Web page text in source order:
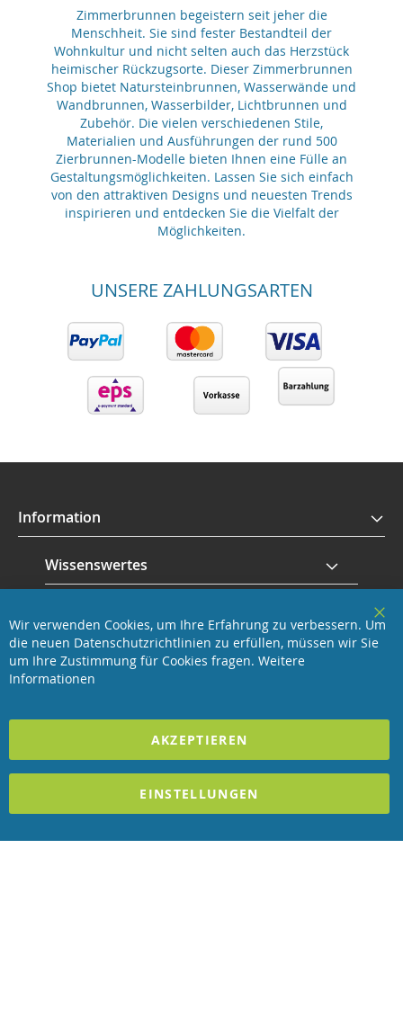
Zimmerbrunnen begeistern seit jeher die
Menschheit. Sie sind fester Bestandteil der
Wohnkultur und nicht selten auch das Herzstück
heimischer Rückzugsorte. Dieser Zimmerbrunnen
Shop bietet Natursteinbrunnen, Wasserwände und
Wandbrunnen, Wasserbilder, Lichtbrunnen und
Zubehör. Die vielen verschiedenen Stile,
Materialien und Ausführungen der rund 500
Zierbrunnen-Modelle bieten Ihnen eine Fülle an
Gestaltungsmöglichkeiten. Lassen Sie sich einfach
von den attraktiven Designs und neuesten Trends
inspirieren und entdecken Sie die Vielfalt der
Möglichkeiten.
UNSERE ZAHLUNGSARTEN
Information
Wissenswertes
Revisage GmbH
Wir verwenden Cookies, um Ihre Erfahrung zu verbessern. Um
die neuen Datenschutzrichtlinien zu erfüllen, müssen wir Sie
um Ihre Zustimmung für Cookies fragen. Weitere
Informationen
AKZEPTIEREN
EINSTELLUNGEN